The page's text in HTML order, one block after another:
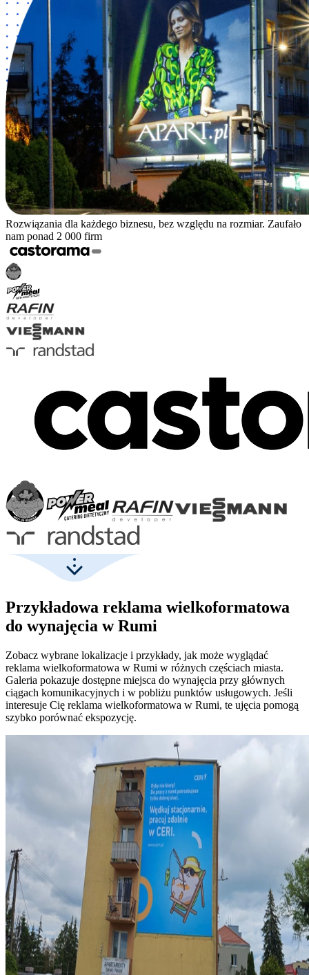
Rozwiązania dla każdego biznesu, bez względu na rozmiar. Zaufało
nam ponad 2 000 firm
Przykładowa reklama wielkoformatowa
do wynajęcia w Rumi
Zobacz wybrane lokalizacje i przykłady, jak może wyglądać
reklama wielkoformatowa w Rumi w różnych częściach miasta.
Galeria pokazuje dostępne miejsca do wynajęcia przy głównych
ciągach komunikacyjnych i w pobliżu punktów usługowych. Jeśli
interesuje Cię reklama wielkoformatowa w Rumi, te ujęcia pomogą
szybko porównać ekspozycję.